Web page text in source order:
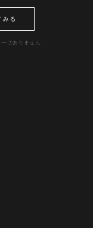
る
切ありません